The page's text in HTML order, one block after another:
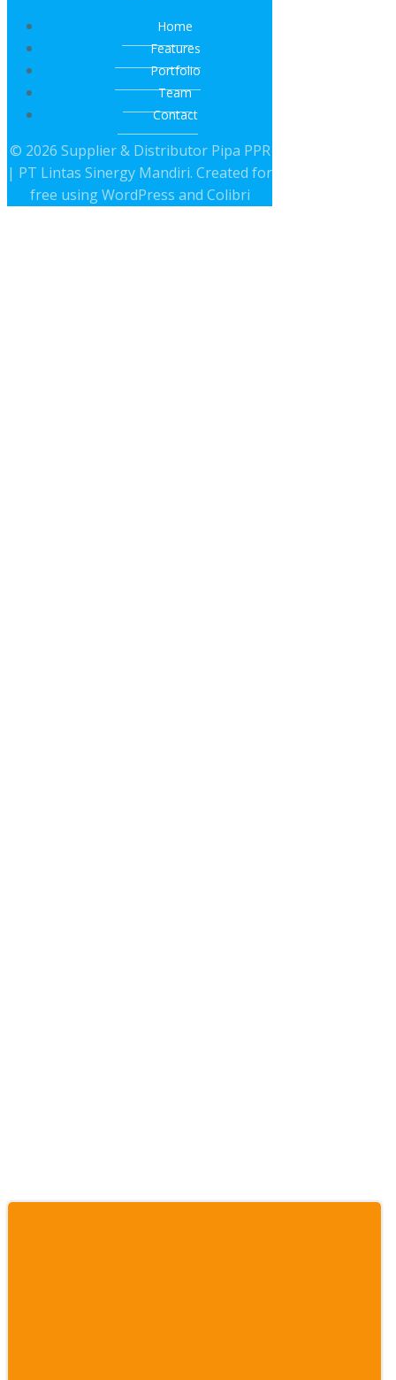
Home
Features
Portfolio
Team
Contact
© 2026 Supplier & Distributor Pipa PPR
| PT Lintas Sinergy Mandiri. Created for
free using WordPress and Colibri